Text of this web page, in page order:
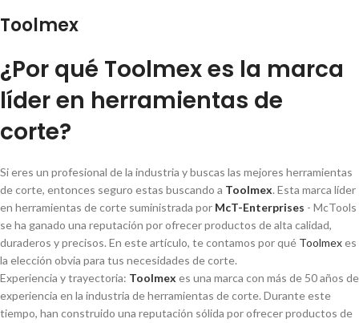
Toolmex
¿Por qué Toolmex es la marca
lí­der en herramientas de
corte?
Si eres un profesional de la industria y buscas las mejores herramientas
de corte, entonces seguro estas buscando a Toolmex. Esta marca lí­der
en herramientas de corte suministrada por McT-Enterprises - McTools
se ha ganado una reputación por ofrecer productos de alta calidad,
duraderos y precisos. En este artí­culo, te contamos por qué Toolmexes
la elección obvia para tus necesidades de corte.
Experiencia y trayectoria: Toolmexes una marca con más de 50 años de
experiencia en la industria de herramientas de corte. Durante este
tiempo, han construido una reputación sólida por ofrecer productos de